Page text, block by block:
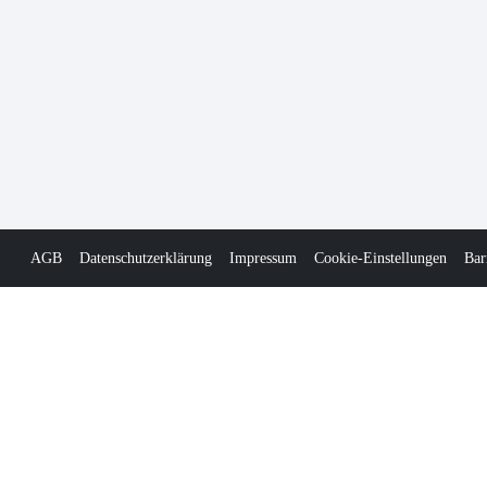
AGB Datenschutzerklärung Impressum Cookie-Einstellungen